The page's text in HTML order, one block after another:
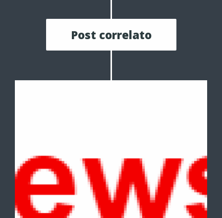
Post correlato